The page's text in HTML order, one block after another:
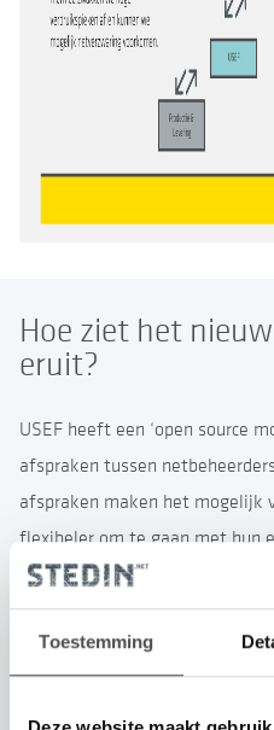
Toestemming
Hoe ziet het nieuwe marktmodel
eruit?
USEF heeft een ‘open source
afspraken tussen
afspraken maken het mogelijk
flexibeler om te gaan met hun
het aanbod van zonne- en
in op de verrekening van de
systeem werken, zodat er
losse systemen. Het open
voor elke situatie eenvoudig